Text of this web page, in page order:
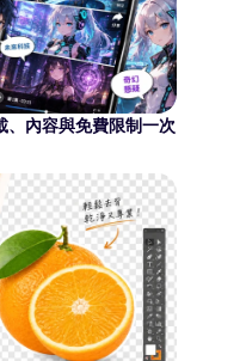
、內容與免費限制一次